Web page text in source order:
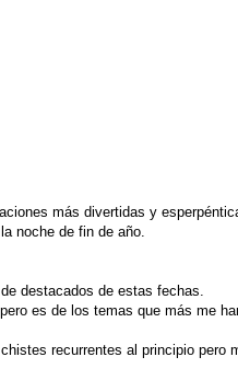
más divertidas y
noche de fin de año.
destacados de estas fechas.
es de los temas que más me
recurrentes al principio pero